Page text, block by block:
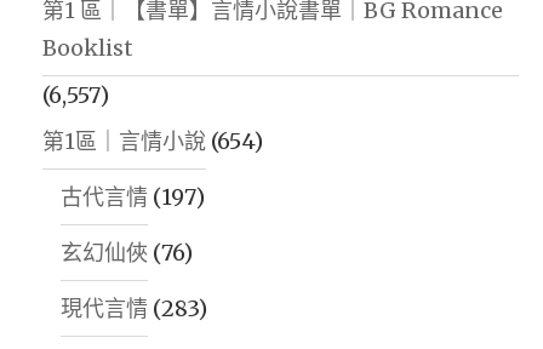
第1 區｜【書單】言情小說書單｜BG Romance
Booklist
(6,557)
第1區｜言情小說 (654)
古代言情 (197)
玄幻仙俠 (76)
現代言情 (283)